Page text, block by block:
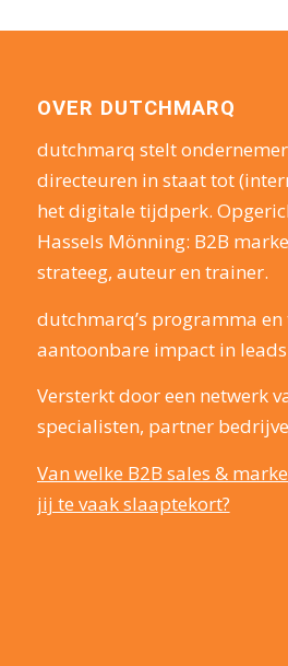
OVER DUTCHMARQ
dutchmarq stelt
directeuren in staat tot
het digitale tijdperk.
Hassels Mönning: B2B
strateeg, auteur en trainer.
dutchmarq’s programma
aantoonbare impact in leads
Versterkt door een netwerk
specialisten, partner
Van welke B2B sales &
jij te vaak slaaptekort?